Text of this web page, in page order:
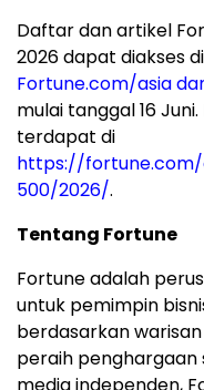
Daftar dan artikel
2026 dapat diakses
Fortune.com/asia
mulai tanggal 16
terdapat di
https://
500/2026/.
Tentang Fortune
Fortune adalah
untuk pemimpin
berdasarkan
peraih penghargaan
media independen,